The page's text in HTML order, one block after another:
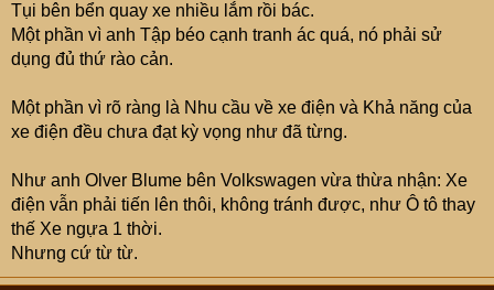
Tụi bên bển quay xe nhiều lắm rồi bác.
Một phần vì anh Tập béo cạnh tranh ác quá, nó phải sử
dụng đủ thứ rào cản.
Một phần vì rõ ràng là Nhu cầu về xe điện và Khả năng của
xe điện đều chưa đạt kỳ vọng như đã từng.
Như anh Olver Blume bên Volkswagen vừa thừa nhận: Xe
điện vẫn phải tiến lên thôi, không tránh được, như Ô tô thay
thế Xe ngựa 1 thời.
Nhưng cứ từ từ.